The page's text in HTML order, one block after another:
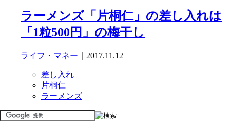
ラーメンズ「片桐仁」の差し入れは
「1粒500円」の梅干し
ライフ・マネー ｜2017.11.12
差し入れ
片桐仁
ラーメンズ